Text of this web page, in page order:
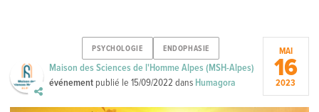
PSYCHOLOGIE ENDOPHASIE
Maison des Sciences de l'Homme Alpes (MSH-Alpes)
événement publié le15/09/2022 dans Humagora
MAI
16
2023